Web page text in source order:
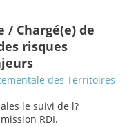
/ Chargé(e) de
risques
des Territoires
le suivi de l?
RDI.